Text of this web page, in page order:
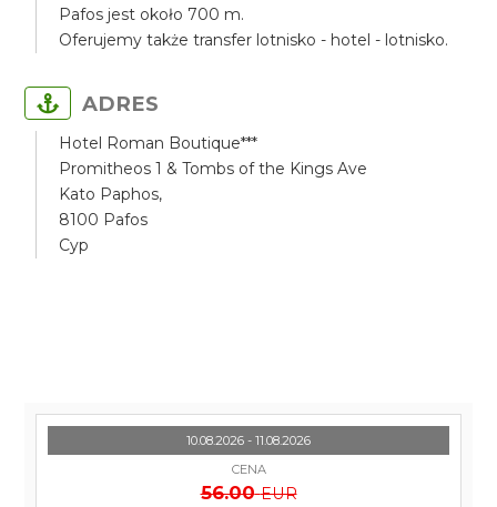
Pafos jest około 700 m.
Oferujemy także transfer lotnisko - hotel - lotnisko.
ADRES
Hotel Roman Boutique***
Promitheos 1 & Tombs of the Kings Ave
Kato Paphos,
8100 Pafos
Cyp
10.08.2026 - 11.08.2026
CENA
56.00 EUR